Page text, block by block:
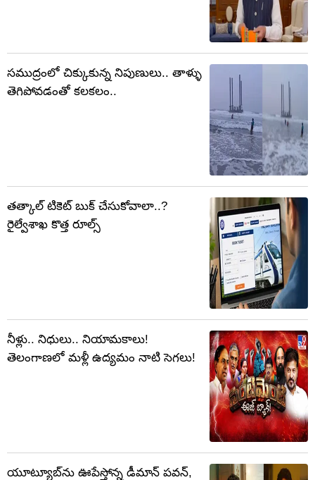
సముద్రంలో చిక్కుకున్న నిపుణులు.. తాళ్ళు
తెగిపోవడంతో కలకలం..
తత్కాల్ టికెట్ బుక్ చేసుకోవాలా..?
రైల్వేశాఖ కొత్త రూల్స్
నీళ్లు.. నిధులు.. నియామకాలు!
తెలంగాణలో మళ్లీ ఉద్యమం నాటి సెగలు!
యూట్యూబ్‌ను ఊపేస్తోన్న డీమాన్ పవన్,